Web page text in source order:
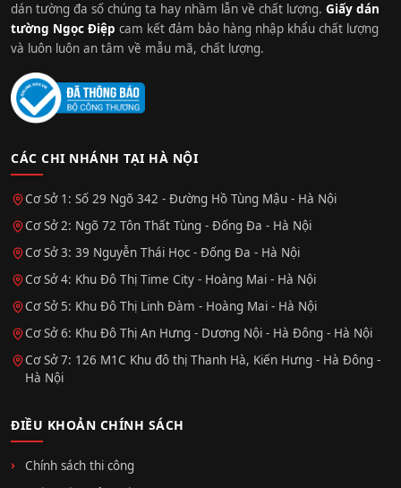
dán tường đa số chúng ta hay nhầm lẫn về chất lượng. Giấy dán
tường Ngọc Điệp cam kết đảm bảo hàng nhập khẩu chất lượng
và luôn luôn an tâm về mẫu mã, chất lượng.
CÁC CHI NHÁNH TẠI HÀ NỘI
Cơ Sở 1: Số 29 Ngõ 342 - Đường Hồ Tùng Mậu - Hà Nội
Cơ Sở 2: Ngõ 72 Tôn Thất Tùng - Đống Đa - Hà Nội
Cơ Sở 3: 39 Nguyễn Thái Học - Đống Đa - Hà Nội
Cơ Sở 4: Khu Đô Thị Time City - Hoàng Mai - Hà Nội
Cơ Sở 5: Khu Đô Thị Linh Đàm - Hoàng Mai - Hà Nội
Cơ Sở 6: Khu Đô Thị An Hưng - Dương Nội - Hà Đông - Hà Nội
Cơ Sở 7: 126 M1C Khu đô thị Thanh Hà, Kiến Hưng - Hà Đông -
Hà Nội
ĐIỀU KHOẢN CHÍNH SÁCH
Chính sách thi công